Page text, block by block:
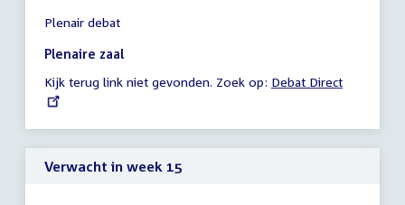
vergadering
18:00
23:59
uur
Plenair debat
Plenaire zaal
Kijk terug link niet gevonden. Zoek op: External
Debat Direct
Verwacht in week 15